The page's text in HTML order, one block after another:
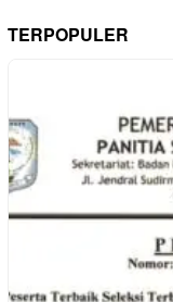
TERPOPULER